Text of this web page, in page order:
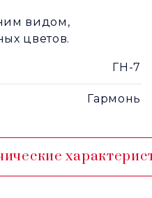
видом,
цветов.
ГН-7
Гармонь